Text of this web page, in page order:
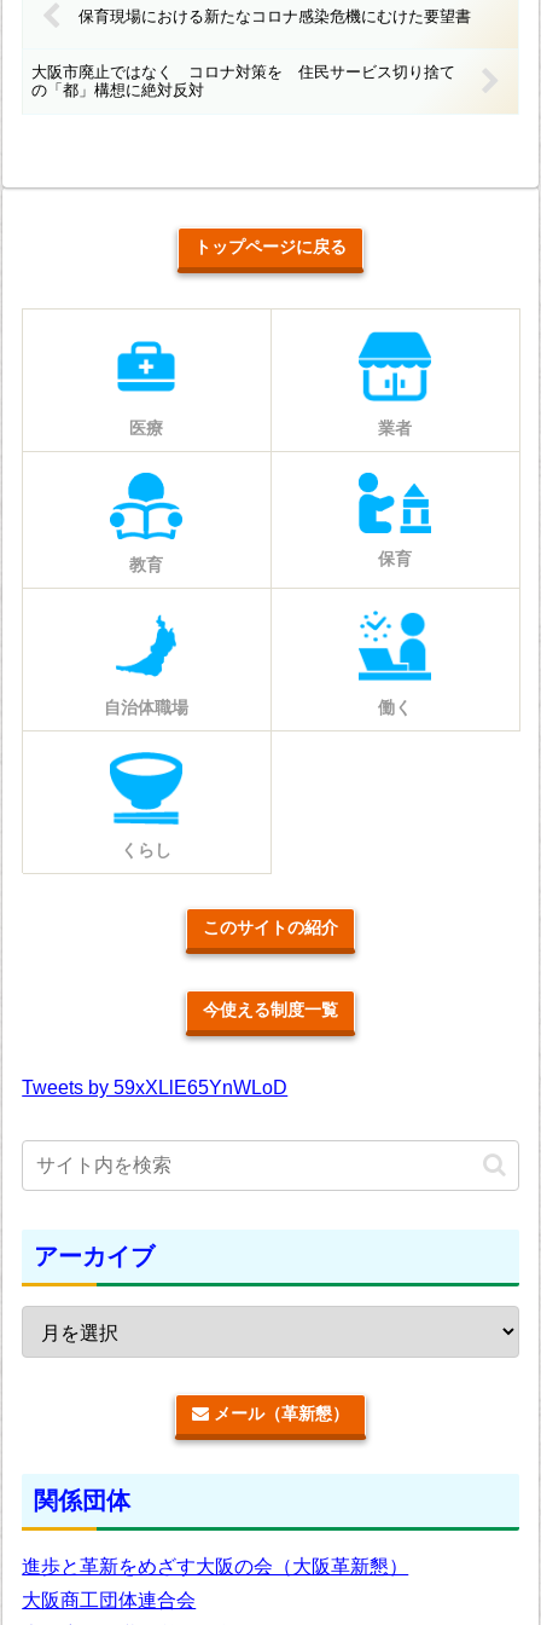
保育現場における新たなコロナ感染危機にむけた要望書
大阪市廃止ではなく コロナ対策を 住民サービス切り捨て
の「都」構想に絶対反対
トップページに戻る
医療 業者
教育 保育
自治体職場 働く
くらし
このサイトの紹介
今使える制度一覧
Tweets by 59xXLlE65YnWLoD
アーカイブ
メール（革新懇）
関係団体
進歩と革新をめざす大阪の会（大阪革新懇）
大阪商工団体連合会